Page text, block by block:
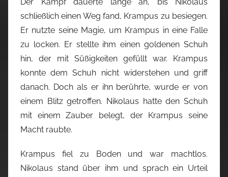
schließlich einen Weg fand, Krampus zu besiegen.
Er nutzte seine Magie, um Krampus in eine Falle
zu locken. Er stellte ihm einen goldenen Schuh
hin, der mit Süßigkeiten gefüllt war. Krampus
konnte dem Schuh nicht widerstehen und griff
danach. Doch als er ihn berührte, wurde er von
einem Blitz getroffen. Nikolaus hatte den Schuh
mit einem Zauber belegt, der Krampus seine
Macht raubte.
Krampus fiel zu Boden und war machtlos.
Nikolaus stand über ihm und sprach ein Urteil